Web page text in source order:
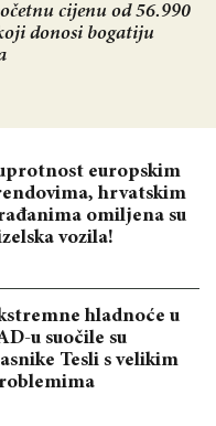
cijenu od 56.990
donosi bogatiju
europskim
hrvatskim
omiljena su
vozila!
hladnoće u
u suočile su
Tesli s velikim